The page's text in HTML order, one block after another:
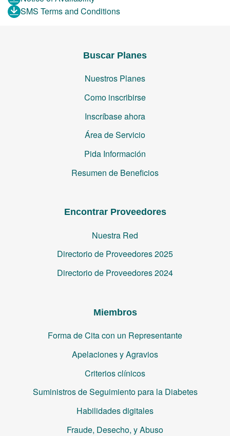
SMS Terms and Conditions
Buscar Planes
Nuestros Planes
Como inscribirse
Inscríbase ahora
Área de Servicio
Pida Información
Resumen de Beneficios
Encontrar Proveedores
Nuestra Red
Directorio de Proveedores 2025
Directorio de Proveedores 2024
Miembros
Forma de Cita con un Representante
Apelaciones y Agravios
Criterios clínicos
Suministros de Seguimiento para la Diabetes
Habilidades digitales
Fraude, Desecho, y Abuso